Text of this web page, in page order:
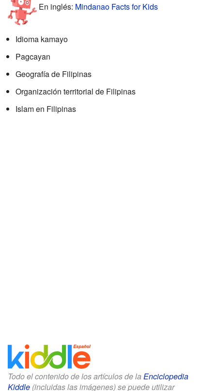
En inglés: Mindanao Facts for Kids
Idioma kamayo
Pagcayan
Geografía de Filipinas
Organización territorial de Filipinas
Islam en Filipinas
Todo el contenido de los artículos de la Enciclopedia
Kiddle (incluidas las imágenes) se puede utilizar